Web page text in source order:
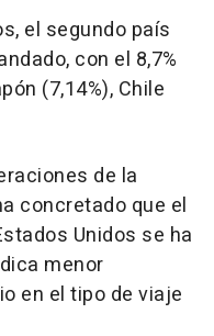
el segundo país
con el 8,7%
(7,14%), Chile
de la
concretado que el
Unidos se ha
menor
en el tipo de viaje